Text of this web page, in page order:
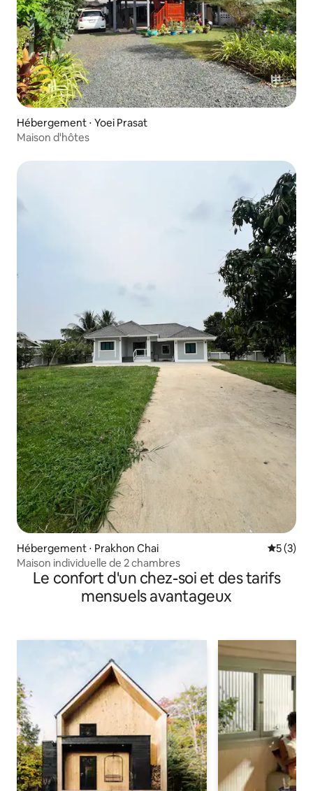
Hébergement ⋅ Yoei Prasat
Maison d'hôtes
Hébergement ⋅ Prakhon Chai
5 (3)
Maison individuelle de 2 chambres
Le confort d'un chez-soi et des tarifs
mensuels avantageux